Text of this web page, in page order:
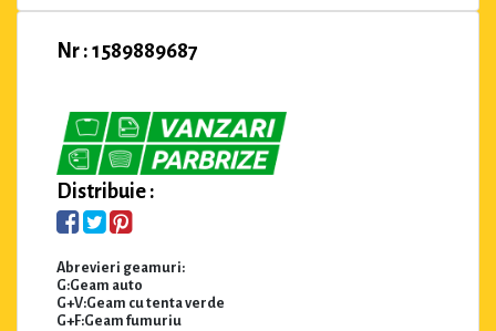
Nr : 1589889687
Distribuie :
Abrevieri geamuri:
G:Geam auto
G+V:Geam cu tenta verde
G+F:Geam fumuriu